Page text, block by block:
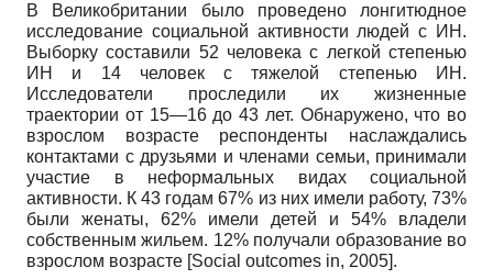
В Великобритании было проведено лонгитюдное
исследование социальной активности людей с ИН.
Выборку составили 52 человека с легкой степенью
ИН и 14 человек с тяжелой степенью ИН.
Исследователи проследили их жизненные
траектории от 15—16 до 43 лет. Обнаружено, что во
взрослом возрасте респонденты наслаждались
контактами с друзьями и членами семьи, принимали
участие в неформальных видах социальной
активности. К 43 годам 67% из них имели работу, 73%
были женаты, 62% имели детей и 54% владели
собственным жильем. 12% получали образование во
взрослом возрасте [Social outcomes in, 2005].